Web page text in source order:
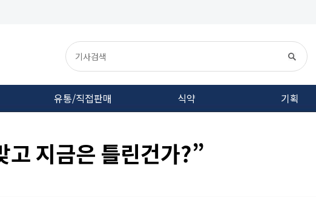
유통/직접판매 식약 기획
지금은 틀린건가?”